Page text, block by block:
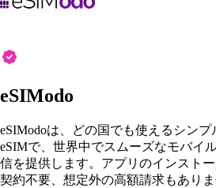
eSIModo
eSIModoは、どの国でも使えるシンプ
eSIMで、世界中でスムーズなモバイ
信を提供します。アプリのインストー
契約不要、想定外の高額請求もありま